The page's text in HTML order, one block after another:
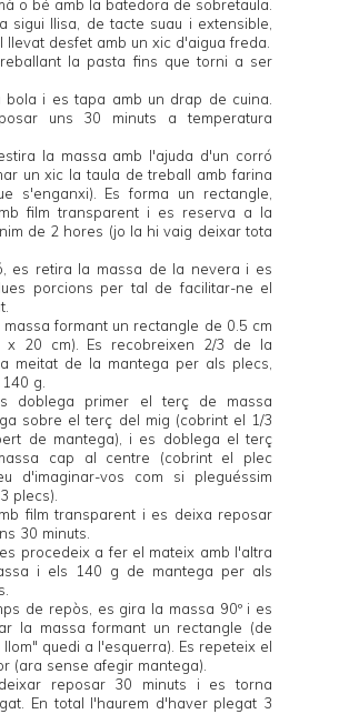
o bé amb la batedora de sobretaula.
sigui llisa, de tacte suau i extensible,
llevat desfet amb un xic d'aigua freda.
la pasta fins que torni a ser
bola i es tapa amb un drap de cuina.
uns 30 minuts a temperatura
la massa amb l'ajuda d'un corró
un xic la taula de treball amb farina
s'enganxi). Es forma un rectangle,
film transparent i es reserva a la
de 2 hores (jo la hi vaig deixar tota
es retira la massa de la nevera i es
porcions per tal de facilitar-ne el
formant un rectangle de 0.5 cm
x 20 cm). Es recobreixen 2/3 de la
meitat de la mantega per als plecs,
g.
doblega primer el terç de massa
sobre el terç del mig (cobrint el 1/3
de mantega), i es doblega el terç
cap al centre (cobrint el plec
d'imaginar-vos com si pleguéssim
plecs).
film transparent i es deixa reposar
30 minuts.
procedeix a fer el mateix amb l'altra
i els 140 g de mantega per als
de repòs, es gira la massa 90º i es
la massa formant un rectangle (de
quedi a l'esquerra). Es repeteix el
(ara sense afegir mantega).
reposar 30 minuts i es torna
En total l'haurem d'haver plegat 3